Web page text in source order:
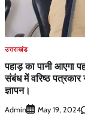
उत्तराखंड
पहाड़ का पानी आएगा
संबंध में वरिष्ठ
ज्ञापन।
Admin May 19, 2024